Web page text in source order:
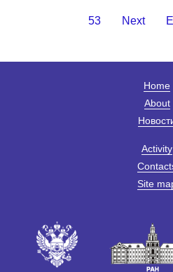
53 Next
Home
About
Activity
Site